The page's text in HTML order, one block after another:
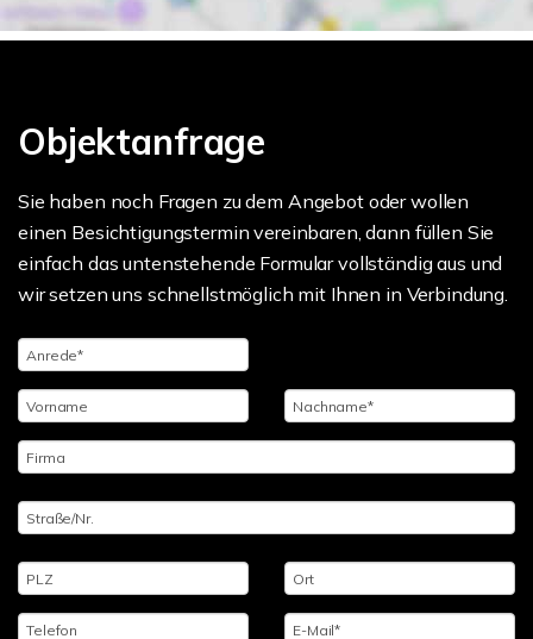
Objektanfrage
Sie haben noch Fragen zu dem Angebot oder wollen
einen Besichtigungstermin vereinbaren, dann füllen Sie
einfach das untenstehende Formular vollständig aus und
wir setzen uns schnellstmöglich mit Ihnen in Verbindung.